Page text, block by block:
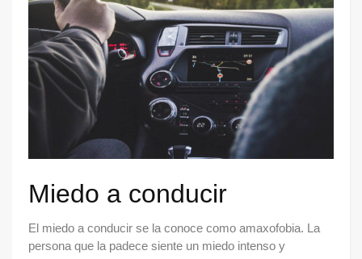
Miedo a conducir
El miedo a conducir se la conoce como amaxofobia. La
persona que la padece siente un miedo intenso y